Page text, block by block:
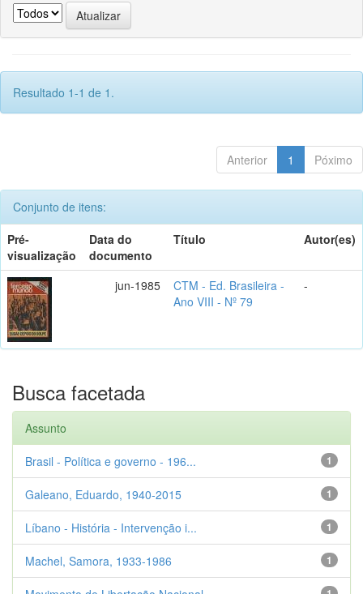
Resultado 1-1 de 1.
Anterior 1 Póximo
Conjunto de itens:
Pré-
visualização
Data do
documento
Título Autor(es)
jun-1985
CTM - Ed. Brasileira -
Ano VIII - Nº 79
-
Busca facetada
Assunto
1
Brasil - Política e governo - 196...
1
Galeano, Eduardo, 1940-2015
1
Líbano - História - Intervenção i...
1
Machel, Samora, 1933-1986